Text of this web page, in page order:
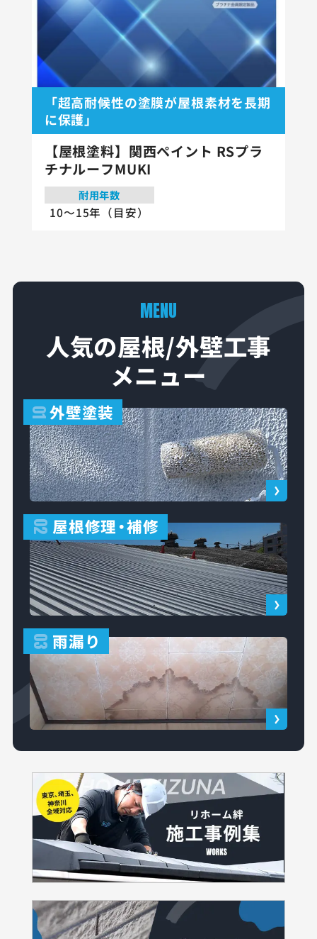
「超高耐候性の塗膜が屋根素材を長期
に保護」
【屋根塗料】関西ペイント RSプラ
チナルーフMUKI
耐用年数
10～15年（目安）
MENU
人気の屋根/外壁工事
メニュー
01外壁塗装
02 屋根修理・補修
03 雨漏り